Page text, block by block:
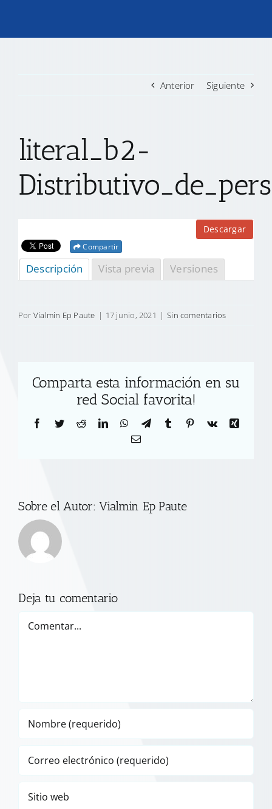
TRANSPARENCIA
CONTACTO
Anterior Siguiente
literal_b2-
Descargar
Compartir
Descripción Vista previa Versiones
Por Vialmin Ep Paute | 17 junio, 2021 | Sin comentarios
Comparta esta información en su
red Social favorita!
Facebook
TwitterRedditLinkedInWhatsApp
TelegramTumblr Pinterest
Vk
Xing
Correo
Sobre el Autor:Vialmin Ep Paute
Deja tu comentario